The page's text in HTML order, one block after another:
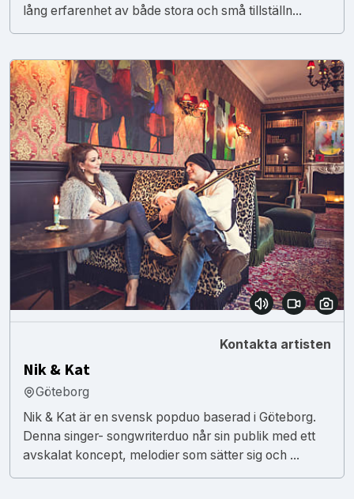
lång erfarenhet av både stora och små tillställn...
Kontakta artisten
Nik & Kat
Göteborg
Nik & Kat är en svensk popduo baserad i Göteborg.
Denna singer- songwriterduo når sin publik med ett
avskalat koncept, melodier som sätter sig och ...